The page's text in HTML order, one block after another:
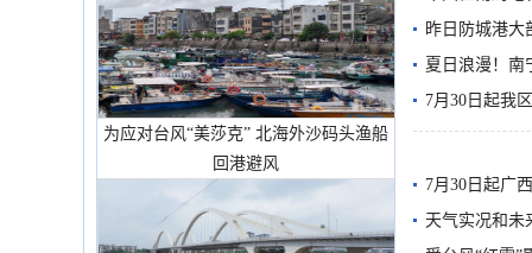
为应对台风“美莎克” 北海外沙码头渔船
回港避风
需继续防范
昨日防城港大
雨
夏日浪漫！南
7月30日起我
7月30日起广
天气实况和未